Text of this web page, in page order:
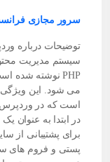
سرور مجازی
می شود. این ویژگی
در ابتدا به عنوان
برای پشتیبانی از
پستی و فروم های